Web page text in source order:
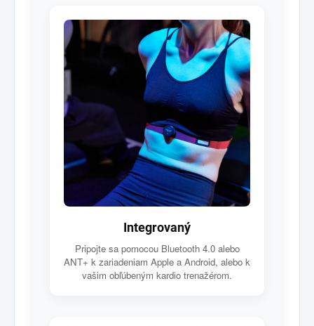
Integrovaný
Pripojte sa pomocou Bluetooth 4.0 alebo
ANT+ k zariadeniam Apple a Android, alebo k
vašim obľúbeným kardio trenažérom.